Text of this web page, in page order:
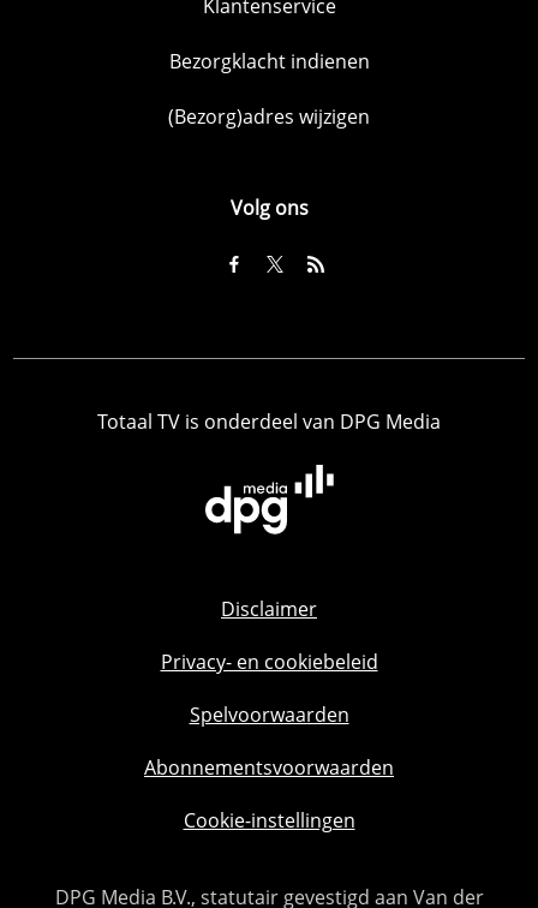
Klantenservice
Bezorgklacht indienen
(Bezorg)adres wijzigen
Volg ons
Totaal TV is onderdeel van DPG Media
Disclaimer
Privacy- en cookiebeleid
Spelvoorwaarden
Abonnementsvoorwaarden
Cookie-instellingen
DPG Media B.V., statutair gevestigd aan Van der